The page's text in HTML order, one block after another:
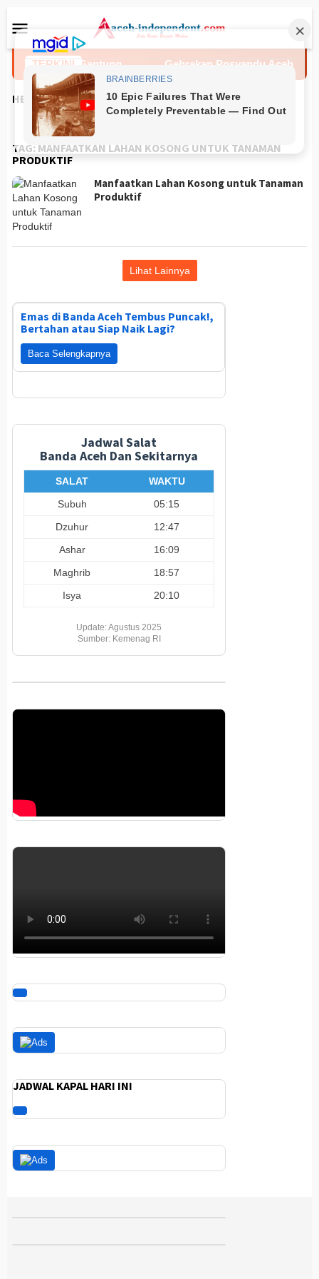
ke
kontenMobile
TERKINI
Jembatan Gantung Gebrakan Posyandu Aceh
HEADLINES
TAG: MANFAATKAN LAHAN KOSONG UNTUK TANAMAN
PRODUKTIF
Manfaatkan Lahan Kosong untuk Tanaman
Produktif
Lihat Lainnya
Emas di Banda Aceh Tembus Puncak!,
Bertahan atau Siap Naik Lagi?
Baca Selengkapnya
Jadwal Salat
Banda Aceh Dan Sekitarnya
SALAT
WAKTU
Subuh
05:15
Dzuhur
12:47
Ashar
16:09
Maghrib
18:57
Isya
20:10
Update: Agustus 2025
Sumber: Kemenag RI
JADWAL KAPAL HARI INI